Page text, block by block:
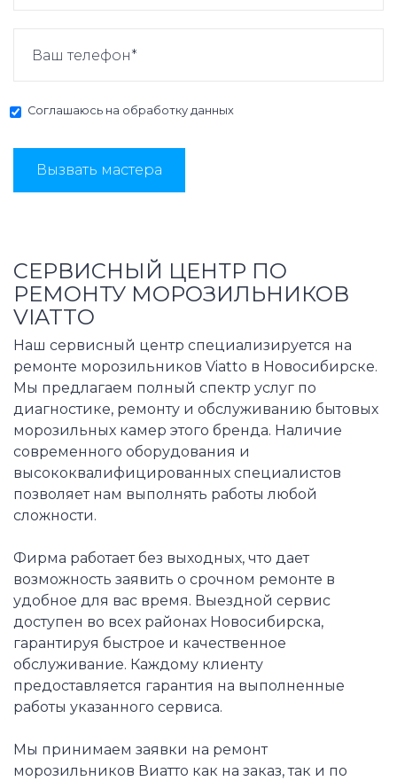
Соглашаюсь на обработку данных
Вызвать мастера
СЕРВИСНЫЙ ЦЕНТР ПО
РЕМОНТУ МОРОЗИЛЬНИКОВ
VIATTO
Наш сервисный центр специализируется на
ремонте морозильников Viatto в Новосибирске.
Мы предлагаем полный спектр услуг по
диагностике, ремонту и обслуживанию бытовых
морозильных камер этого бренда. Наличие
современного оборудования и
высококвалифицированных специалистов
позволяет нам выполнять работы любой
сложности.
Фирма работает без выходных, что дает
возможность заявить о срочном ремонте в
удобное для вас время. Выездной сервис
доступен во всех районах Новосибирска,
гарантируя быстрое и качественное
обслуживание. Каждому клиенту
предоставляется гарантия на выполненные
работы указанного сервиса.
Мы принимаем заявки на ремонт
морозильников Виатто как на заказ, так и по